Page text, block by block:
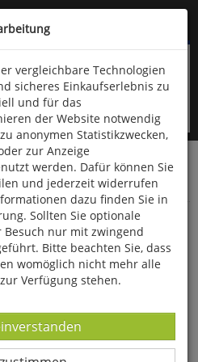
überspringen
9323-960
Verlag
Vereinssport
Verschiedenes
wie Du!
vergleichbare Technologien
sicheres Einkaufserlebnis zu
und für das
der Website notwendig
anonymen Statistikzwecken,
zur Anzeige
werden. Dafür können Sie
und jederzeit widerrufen
dazu finden Sie in
Sollten Sie optionale
Besuch nur mit zwingend
Bitte beachten Sie, dass
womöglich nicht mehr alle
Verfügung stehen.
-